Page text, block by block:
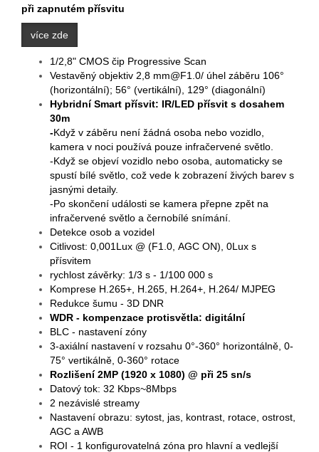
při zapnutém přísvitu
více zde
1/2,8" CMOS čip Progressive Scan
Vestavěný objektiv 2,8 mm@F1.0/ úhel záběru 106°
(horizontální); 56° (vertikální), 129° (diagonální)
Hybridní Smart přísvit: IR/LED přísvit s dosahem
30m
-Když v záběru není žádná osoba nebo vozidlo,
kamera v noci používá pouze infračervené světlo.
-Když se objeví vozidlo nebo osoba, automaticky se
spustí bílé světlo, což vede k zobrazení živých barev s
jasnými detaily.
-Po skončení události se kamera přepne zpět na
infračervené světlo a černobílé snímání.
Detekce osob a vozidel
Citlivost: 0,001Lux @ (F1.0, AGC ON), 0Lux s
přísvitem
rychlost závěrky: 1/3 s - 1/100 000 s
Komprese H.265+, H.265, H.264+, H.264/ MJPEG
Redukce šumu - 3D DNR
WDR - kompenzace protisvětla: digitální
BLC - nastavení zóny
3-axiální nastavení v rozsahu 0°-360° horizontálně, 0-
75° vertikálně, 0-360° rotace
Rozlišení 2MP (1920 x 1080) @ při 25 sn/s
Datový tok: 32 Kbps~8Mbps
2 nezávislé streamy
Nastavení obrazu: sytost, jas, kontrast, rotace, ostrost,
AGC a AWB
ROI - 1 konfigurovatelná zóna pro hlavní a vedlejší